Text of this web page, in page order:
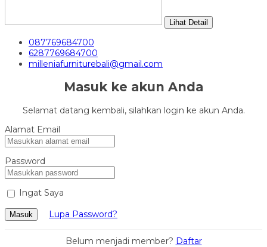
Lihat Detail
087769684700
6287769684700
milleniafurniturebali@gmail.com
Masuk ke akun Anda
Selamat datang kembali, silahkan login ke akun Anda.
Alamat Email
Password
Ingat Saya
Masuk Lupa Password?
Belum menjadi member? Daftar